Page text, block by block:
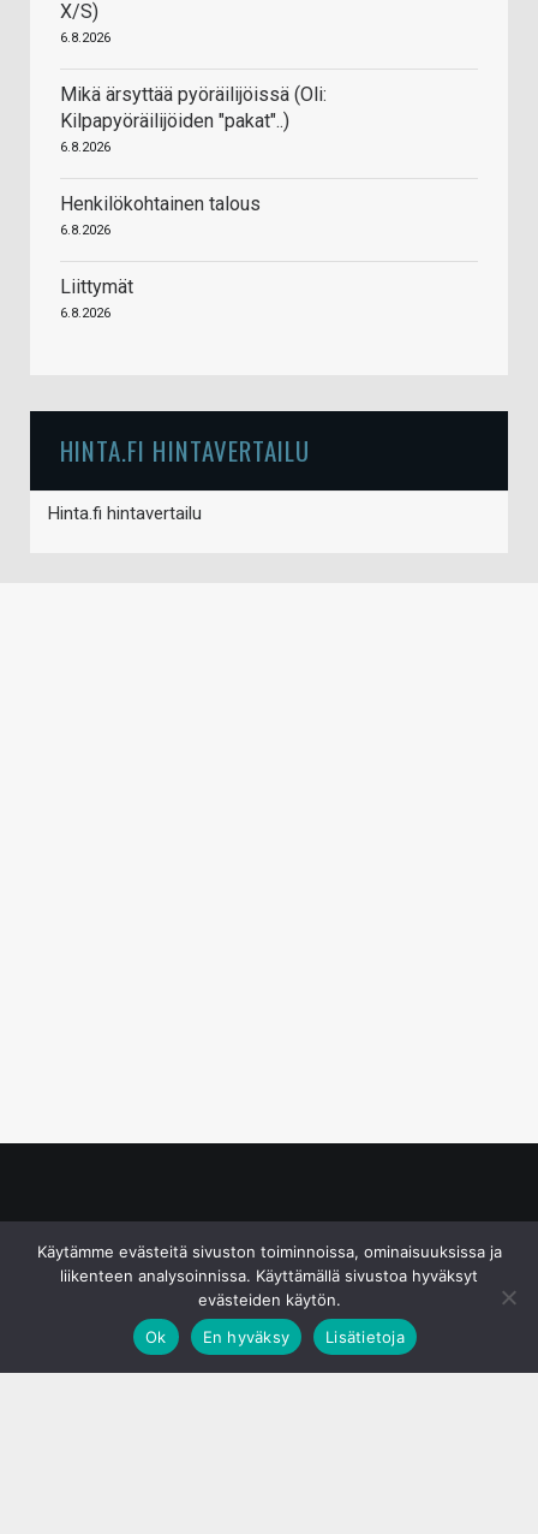
X/S)
6.8.2026
Mikä ärsyttää pyöräilijöissä (Oli:
Kilpapyöräilijöiden "pakat"..)
6.8.2026
Henkilökohtainen talous
6.8.2026
Liittymät
6.8.2026
HINTA.FI HINTAVERTAILU
Hinta.fi hintavertailu
Käytämme evästeitä sivuston toiminnoissa, ominaisuuksissa ja
liikenteen analysoinnissa. Käyttämällä sivustoa hyväksyt
evästeiden käytön.
Ok
En hyväksy Lisätietoja